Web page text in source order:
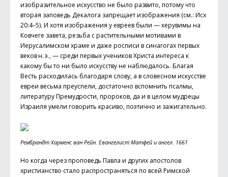
изобразительное искусство не было развито, потому что
вторая заповедь Декалога запрещает изображения (см.: Исх
20:4–5). И хотя изображения у евреев были — херувимы на
Ковчеге завета, резьба с растительными мотивами в
Иерусалимском храме и даже росписи в синагогах первых
веков н. э., — среди первых учеников Христа интереса к
какому бы то ни было искусству не наблюдалось. Благая
Весть расходилась благодаря слову, а в словесном искусстве
евреи весьма пре­успели, достаточно вспомнить псалмы,
литературу Премудрости, пророков, да и в целом мудрецы
Израиля умели говорить красиво, поэтично и зажигательно.
Рембрандт Харменс ван Рейн. Евангелист Матфей и ангел. 1661
Но когда через проповедь Павла и других апостолов
христианство стало распространяться по всей Римской